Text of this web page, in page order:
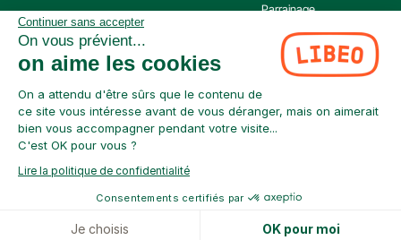
Libeo, société par actions simplifiée immatriculée au RCS de Créteil, dont le siège social
est situé au 112 Avenue de Paris, 94300 Vincennes, est enregistré auprès de l’Organisme
pour le Registre Unique des Intermédiaires en assurance, banque et finance (ORIAS) sous
le numéro 220 063 49 en tant que (i) courtier en opérations de banque et en services de
paiement (COBSP) et (ii) mandataire non exclusif en opération de Banque et Service de
Paiement (MOBSP) de la société SWAN (SIREN: 853 827 103). Les immatriculations COBSP
et MOBSP peuvent être vérifiées à tout moment sur le répertoire ORIAS accessible à
l’adresse suivante :
https://www.orias.fr/
Parrainage
Continuer sans accepter
On vous prévient...
on aime les cookies
On a attendu d'être sûrs que le contenu de
ce site vous intéresse avant de vous déranger, mais on aimerait
bien vous accompagner pendant votre visite...
C'est OK pour vous ?
Lire la politique de confidentialité
Consentements certifiés par
Je choisis OK pour moi